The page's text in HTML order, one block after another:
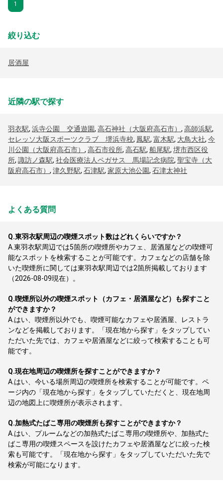
1
絞り込む
居酒屋
近隣の駅で探す
羽衣駅, 浜寺公園 交通遊園, 高石神社（大阪府高石市） , 高師浜駅,
セレッソ大阪スポーツクラブ 堺浜寺校, 鳳駅, 富木駅, 大鳥大社, 今
川公園（大阪府高石市） , 高石市役所, 高石駅, 船尾駅, 堺市西区役
所, 諏訪ノ森駅, 社会医療法人ペガサス 馬場記念病院, 聖宝寺（大
阪府高石市） , 津久野駅, 石津駅, 家原大池公園, 石津太神社
よくある質問
Q.東羽衣駅周辺の喫煙スポット数はどれくらいですか？
A.東羽衣駅周辺では5箇所の喫煙所やカフェ、居酒屋などの喫煙可
能なスポットを検索することが可能です。カフェなどの店舗を除
いた喫煙所に関しては東羽衣駅周辺では2箇所掲載しております
（2026-08-09現在）。
Q.喫煙所以外の喫煙スポット（カフェ・居酒屋など）も探すこと
ができますか？
A. はい、喫煙所以外でも、喫煙可能なカフェや居酒屋、レストラ
ンなどを掲載しております。「現在地から探す」をタップしてい
ただいた先では、カフェや居酒屋などに絞って検索することも可
能です。
Q.現在地周辺の喫煙所を探すことができますか？
A. はい、今いる場所周辺の喫煙所を検索することが可能です。ペ
ージ内の「現在地から探す」をタップしていただくと、現在地周
辺の地図上に喫煙所が表示されます。
Q.加熱式たばこ専用の喫煙所も探すことができますか？
A. はい、プルームなどの加熱式たばこ専用の喫煙所や、加熱式た
ばこ専用の喫煙スペースを設けたカフェや居酒屋などに絞った検
索も可能です。「現在地から探す」をタップしていただいた先で
検索が可能になります。